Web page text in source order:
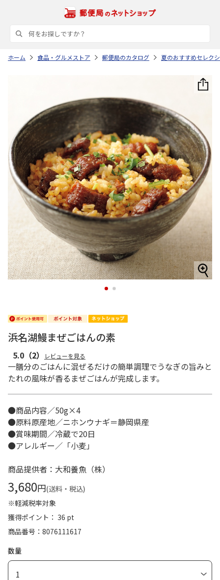
ホーム 食品・グルメストア 郵便局のカタログ 夏のおすすめセレク
1 2
浜名湖鰻まぜごはんの素
5.0 （2） レビューを見る
一膳分のごはんに混ぜるだけの簡単調理でうなぎの旨みと
たれの風味が香るまぜごはんが完成します。
●商品内容／50g×4
●原料原産地／ニホンウナギ＝静岡県産
●賞味期間／冷蔵で20日
●アレルギー／「小麦」
商品提供者：大和養魚（株）
3,680円(送料・税込)
※軽減税率対象
獲得ポイント： 36 pt
商品番号
8076111617
数量
1